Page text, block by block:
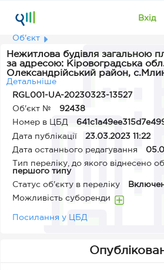
Вхід
Об'єкт
Нежитлова будівля загальною
за адресою: Кіровоградська
Олександрійський район,
буд.3
Детальніше
RGL001-UA-20230323-13527
Об'єкт №
92438
Номер в ЦБД
Дата публікації
23.03.2023 11:22
Дата останнього редагування
Тип переліку, до якого віднесено
першого типу
Статус об'єкту в переліку
Можливість суборенди
Посилання у ЦБД